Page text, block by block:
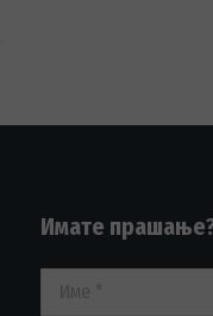
Имате